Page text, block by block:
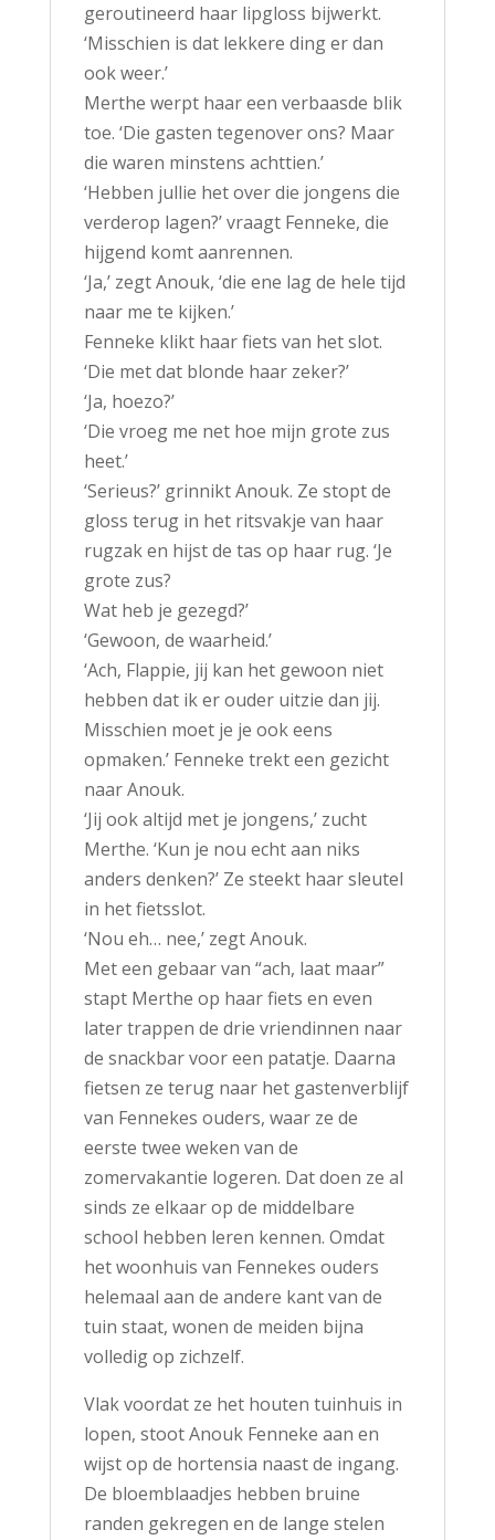
geroutineerd haar lipgloss bijwerkt.
‘Misschien is dat lekkere ding er dan
ook weer.’
Merthe werpt haar een verbaasde blik
toe. ‘Die gasten tegenover ons? Maar
die waren minstens achttien.’
‘Hebben jullie het over die jongens die
verderop lagen?’ vraagt Fenneke, die
hijgend komt aanrennen.
‘Ja,’ zegt Anouk, ‘die ene lag de hele tijd
naar me te kijken.’
Fenneke klikt haar fiets van het slot.
‘Die met dat blonde haar zeker?’
‘Ja, hoezo?’
‘Die vroeg me net hoe mijn grote zus
heet.’
‘Serieus?’ grinnikt Anouk. Ze stopt de
gloss terug in het ritsvakje van haar
rugzak en hijst de tas op haar rug. ‘Je
grote zus?
Wat heb je gezegd?’
‘Gewoon, de waarheid.’
‘Ach, Flappie, jij kan het gewoon niet
hebben dat ik er ouder uitzie dan jij.
Misschien moet je je ook eens
opmaken.’ Fenneke trekt een gezicht
naar Anouk.
‘Jij ook altijd met je jongens,’ zucht
Merthe. ‘Kun je nou echt aan niks
anders denken?’ Ze steekt haar sleutel
in het fietsslot.
‘Nou eh… nee,’ zegt Anouk.
Met een gebaar van “ach, laat maar”
stapt Merthe op haar fiets en even
later trappen de drie vriendinnen naar
de snackbar voor een patatje. Daarna
fietsen ze terug naar het gastenverblijf
van Fennekes ouders, waar ze de
eerste twee weken van de
zomervakantie logeren. Dat doen ze al
sinds ze elkaar op de middelbare
school hebben leren kennen. Omdat
het woonhuis van Fennekes ouders
helemaal aan de andere kant van de
tuin staat, wonen de meiden bijna
volledig op zichzelf.
Vlak voordat ze het houten tuinhuis in
lopen, stoot Anouk Fenneke aan en
wijst op de hortensia naast de ingang.
De bloemblaadjes hebben bruine
randen gekregen en de lange stelen